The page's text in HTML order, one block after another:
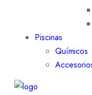
Piscinas
Químicos